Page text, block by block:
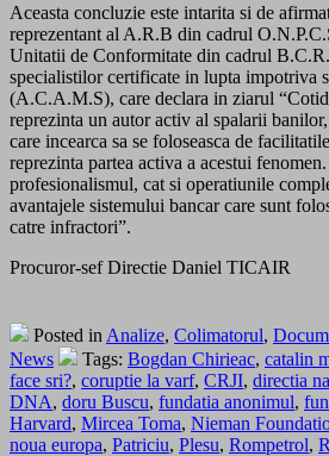
Aceasta concluzie este intarita si de
reprezentant al A.R.B din cadrul
Unitatii de Conformitate din cadrul
specialistilor certificate in lupta impotriva
(A.C.A.M.S), care declara in ziarul
reprezinta un autor activ al spalarii
care incearca sa se foloseasca de
reprezinta partea activa a acestui
profesionalismul, cat si operatiunile
avantajele sistemului bancar care sunt
catre infractori”.
Procuror-sef Directie Daniel TICAIR
Posted in Analize, Colimatorul,
News
Tags: Bogdan Chirieac, catalin
face sri?, coruptie la varf, CRJI, directia
DNA, doru Buscu, fundatia anonimul,
Harvard, Mircea Toma, Nieman
noua europa, Patriciu, Plesu, Rompetrol,